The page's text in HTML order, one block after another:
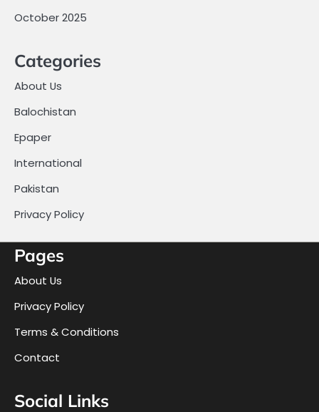
October 2025
Categories
About Us
Balochistan
Epaper
International
Pakistan
Privacy Policy
Pages
About Us
Privacy Policy
Terms & Conditions
Contact
Social Links